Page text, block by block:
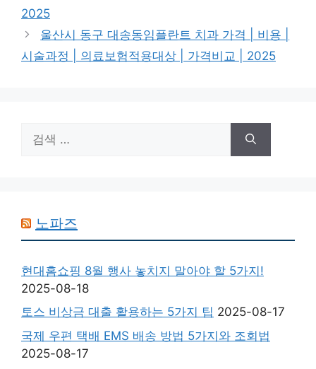
2025
울산시 동구 대송동임플란트 치과 가격 | 비용 |
시술과정 | 의료보험적용대상 | 가격비교 | 2025
색:
노파즈
현대홈쇼핑 8월 행사 놓치지 말아야 할 5가지!
2025-08-18
토스 비상금 대출 활용하는 5가지 팁 2025-08-17
국제 우편 택배 EMS 배송 방법 5가지와 조회법
2025-08-17